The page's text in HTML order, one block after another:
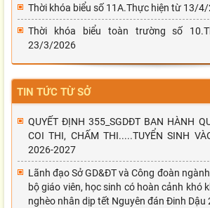
Thời khóa biểu số 11A.Thực hiện từ 13/
Thời khóa biểu toàn trường số
23/3/2026
TIN TỨC TỪ SỞ
QUYẾT ĐỊNH 355_SGDĐT BAN HÀNH
COI THI, CHẤM THI.....TUYỂN SINH
2026-2027
Lãnh đạo Sở GD&ĐT và Công đoàn
bộ giáo viên, học sinh có hoàn cảnh khó
nghèo nhân dịp tết Nguyên đán Đinh Dậu